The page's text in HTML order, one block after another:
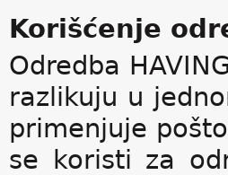
Korišćenje
Odredba
razlikuju u
primenjuje
se koristi za